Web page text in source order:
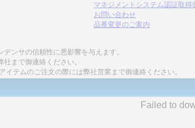
マネジメントシステム認証取得
お問い合わせ
品番変更のご案内
ンサの信頼性に悪影響を与えます。
まで御連絡ください。
テムのご注文の際には弊社営業まで御連絡ください。
Failed to